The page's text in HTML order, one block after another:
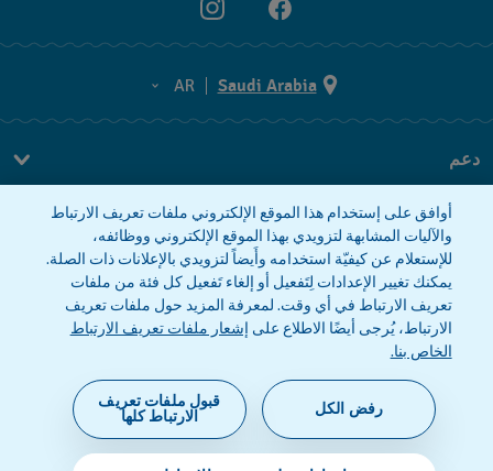
Saudi Arabia
AR
AR
دعم
معلومات الشركة
صحافة
وظائف
إشعار الخصوصية
©2026 فليك فلاك، أحد أقسام سواتش (شركة محدودة
أوافق على إستخدام هذا الموقع الإلكتروني ملفات تعريف الارتباط
والآليات المشابهة لتزويدي بهذا الموقع الإلكتروني ووظائفه،
للإستعلام عن كيفيّة استخدامه وأَيضاً لتزويدي بالإعلانات ذات الصلة.
يمكنك تغيير الإعدادات لِتَفعيل أو إلغاء تَفعيل كل فئة من ملفات
تعريف الارتباط في أي وقت. لمعرفة المزيد حول ملفات تعريف
الارتباط، يُرجى أيضًا الاطلاع على إشعار ملفات تعريف الارتباط
الخاص بنا.
رفض الكل
قبول ملفات تعريف
الارتباط كلها